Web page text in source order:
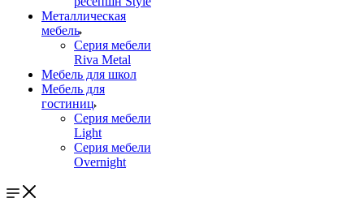
Металлическая
мебель
Серия мебели
Riva Metal
Мебель для школ
Мебель для
гостиниц
Серия мебели
Light
Серия мебели
Overnight